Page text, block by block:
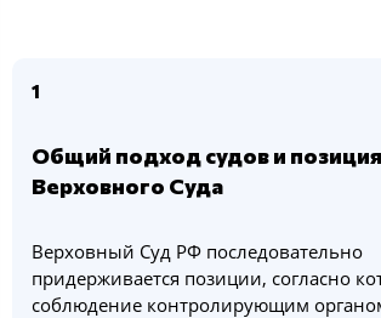
1
Общий подход судов и позиция
Верховного Суда
Верховный Суд РФ последовательно
придерживается позиции, согласно
соблюдение контролирующим